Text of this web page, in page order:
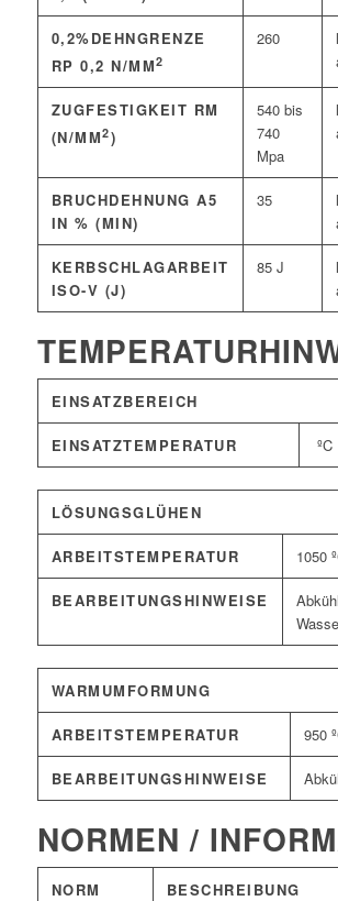
0,2%DEHNGRENZE
RP 0,2 N/MM2
260
ZUGFESTIGKEIT RM
(N/MM2)
540 bis
740
Mpa
BRUCHDEHNUNG A5
IN % (MIN)
35
KERBSCHLAGARBEIT
ISO-V (J)
85 J
EINSATZBEREICH
EINSATZTEMPERATUR
LÖSUNGSGLÜHEN
ARBEITSTEMPERATUR 1050
BEARBEITUNGSHINWEISE
WARMUMFORMUNG
ARBEITSTEMPERATUR 950
BEARBEITUNGSHINWEISE
NORMEN /
NORM BESCHREIBUNG